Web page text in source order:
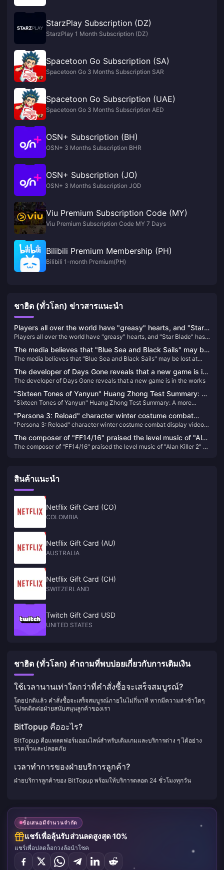
StarzPlay Subscription (DZ)
StarzPlay 1 Month Subscription (DZ)
Spacetoon Go Subscription (SA)
Spacetoon Go 3 Months Subscription SAR
Spacetoon Go Subscription (UAE)
Spacetoon Go 3 Months Subscription AED
OSN+ Subscription (BH)
OSN+ 3 Months Subscription BHR
OSN+ Subscription (JO)
OSN+ 3 Months Subscription JOD
Viu Premium Subscription Code (MY)
Viu Premium Subscription Code MY 7 Days
Bilibili Premium Membership (PH)
Bilibili 1-month Premium(PH)
ชาฮิด (ทั่วโลก) ข่าวสารแนะนำ
Players all over the world have "greasy" hearts, and "Star
Blade" has become a popular pre-order game in many
places
Players all over the world have "greasy" hearts, and "Star Blade" has
The media believes that "Blue Sea and Black Sails" may be
lost at sea, but it will set sail for "Black Flag"
The media believes that "Blue Sea and Black Sails" may be lost at
The developer of Days Gone reveals that a new game is in
the works
The developer of Days Gone reveals that a new game is in the works
"Sixteen Tones of Yanyun" Huang Zhong Test Summary: A
more complete Jianghu, each system has taken shape
"Sixteen Tones of Yanyun" Huang Zhong Test Summary: A more
"Persona 3: Reload" character winter costume combat
display video released
"Persona 3: Reload" character winter costume combat display video
The composer of "FF14/16" praised the level music of "Alan
Killer 2" as "Herald of Darkness"
The composer of "FF14/16" praised the level music of "Alan Killer 2" as
สินค้าแนะนำ
Netflix Gift Card (CO)
COLOMBIA
Netflix Gift Card (AU)
AUSTRALIA
Netflix Gift Card (CH)
SWITZERLAND
Twitch Gift Card USD
UNITED STATES
ชาฮิด (ทั่วโลก) คำถามที่พบบ่อยเกี่ยวกับการเติมเงิน
ใช้เวลานานเท่าใดกว่าที่คำสั่งซื้อจะเสร็จสมบูรณ์?
โดยปกติแล้ว คำสั่งซื้อจะเสร็จสมบูรณ์ภายในไม่กี่นาที หากมีความล่าช้าใดๆ
โปรดติดต่อฝ่ายสนับสนุนลูกค้าของเรา
BitTopup คืออะไร?
BitTopup คือแพลตฟอร์มออนไลน์สำหรับเติมเกมและบริการต่าง ๆ ได้อย่าง
รวดเร็วและปลอดภัย
เวลาทำการของฝ่ายบริการลูกค้า?
ฝ่ายบริการลูกค้าของ BitTopup พร้อมให้บริการตลอด 24 ชั่วโมงทุกวัน
ข้อเสนอมีจำนวนจำกัด
แชร์เพื่อลุ้นรับส่วนลดสูงสุด 10%
แชร์เพื่อปลดล็อกวงล้อนำโชค